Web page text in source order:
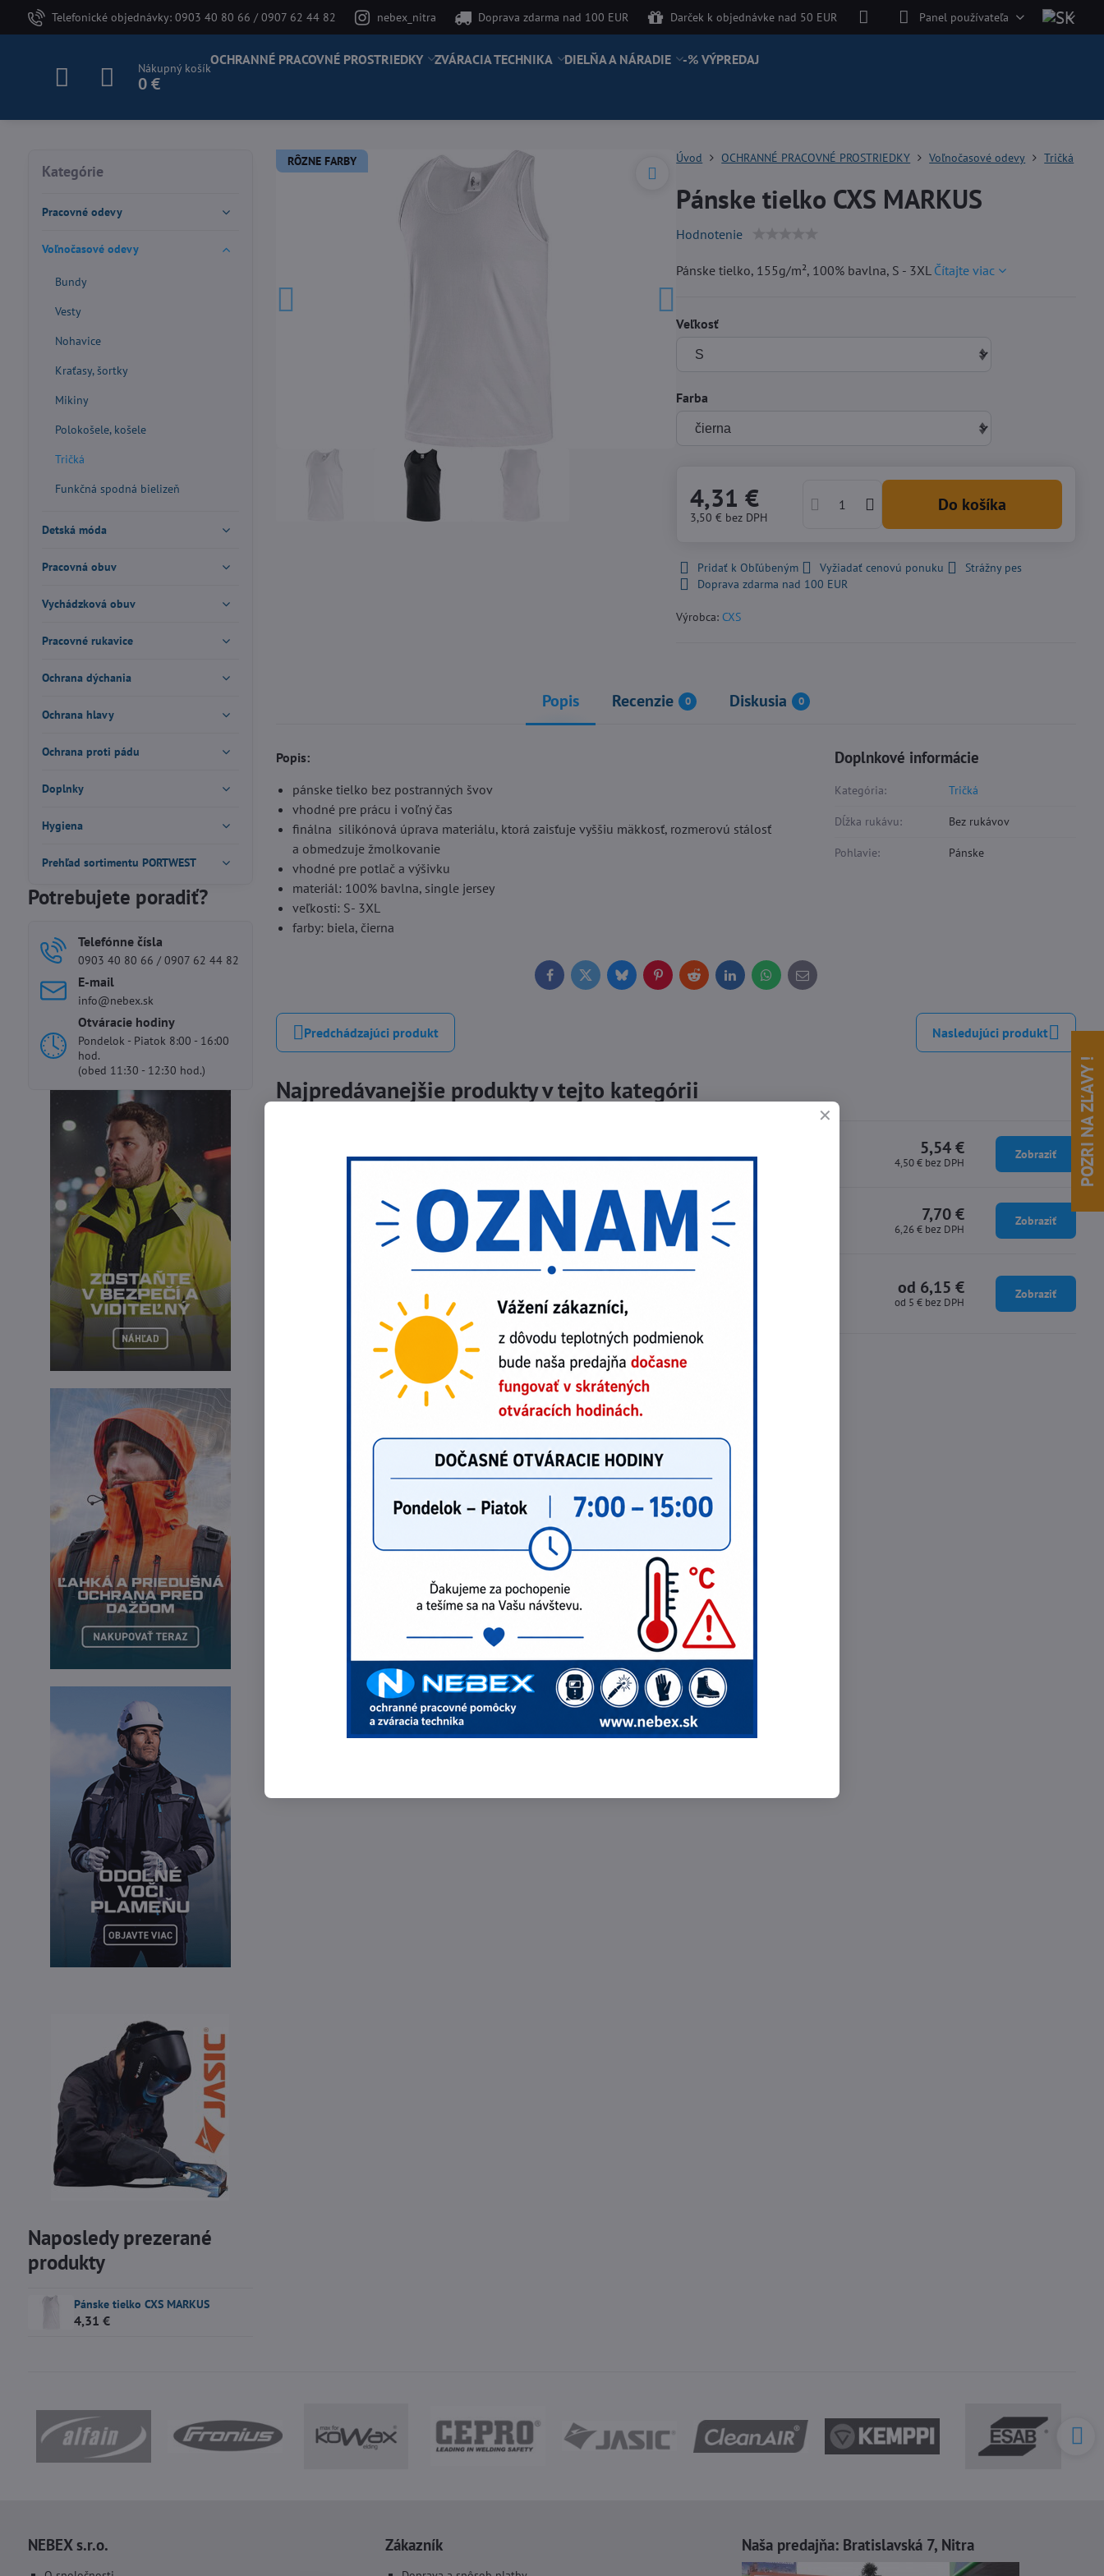
Telefonické objednávky: 0903 40 80 66 / 0907 62 44 82 nebex_nitra Doprava zdarma nad 100 EUR Darček k objednávke nad 50 EUR Panel používateľa
Nákupný košík
0 €
OCHRANNÉ PRACOVNÉ PROSTRIEDKY ZVÁRACIA TECHNIKA DIELŇA A NÁRADIE -% VÝPREDAJ
RÔZNE FARBY Úvod OCHRANNÉ PRACOVNÉ PROSTRIEDKY Voľnočasové odevy Tričká
Pánske tielko CXS MARKUS
Hodnotenie
Pánske tielko, 155g/m², 100% bavlna, S - 3XL Čítajte viac
Veľkosť
Farba
4,31 €
3,50 € bez DPH
Do košíka
Pridať k Obľúbeným Vyžiadať cenovú ponuku
Strážny pes
Doprava zdarma nad 100 EUR
Výrobca: CXS
Popis Recenzie 0 Diskusia 0
Popis:
pánske tielko bez postranných švov
vhodné pre prácu i voľný čas
finálna silikónová úprava materiálu, ktorá zaisťuje vyššiu mäkkosť, rozmerovú stálosť
a obmedzuje žmolkovanie
vhodné pre potlač a výšivku
materiál: 100% bavlna, single jersey
veľkosti: S- 3XL
farby: biela, čierna
Doplnkové informácie
Kategória: Tričká
Dĺžka rukávu: Bez rukávov
Pohlavie: Pánske
FacebookTwitterBlueskyPinterestRedditLinkedInWhatsApp
E-
mail
Predchádzajúci produkt Nasledujúci produkt
Najpredávanejšie produkty v tejto kategórii
Tričko CXS EMILY 5,54 €
4,50 € bez DPH
Zobraziť
Tričko CXS NOLAN 7,70 €
6,26 € bez DPH
Zobraziť
RÔZNE FARBY
od 6,15 €
od 5 € bez DPH
Zobraziť
Kategórie
Pracovné odevy
Voľnočasové odevy
Bundy
Vesty
Nohavice
Kraťasy, šortky
Mikiny
Polokošele, košele
Tričká
Funkčná spodná bielizeň
Detská móda
Pracovná obuv
Vychádzková obuv
Pracovné rukavice
Ochrana dýchania
Ochrana hlavy
Ochrana proti pádu
Doplnky
Hygiena
Prehľad sortimentu PORTWEST
Potrebujete poradiť?
Telefónne čísla
0903 40 80 66 / 0907 62 44 82
E-mail
info@nebex.sk
Otváracie hodiny
Pondelok - Piatok 8:00 - 16:00
hod.
(obed 11:30 - 12:30 hod.)
Naposledy prezerané
produkty
Pánske tielko CXS MARKUS
4,31 €
NEBEX s.r.o.
POZRI NA ZĽAVY !
Zákazník Naša predajňa: Bratislavská 7, Nitra